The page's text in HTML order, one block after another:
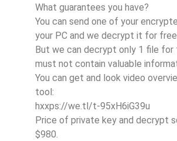
What guarantees you have?
You can send one of your
your PC and we decrypt it for
But we can decrypt only 1 file for
must not contain valuable
You can get and look video
tool:
hxxps://we.tl/t-95xH6iG39u
Price of private key and decrypt
$980.